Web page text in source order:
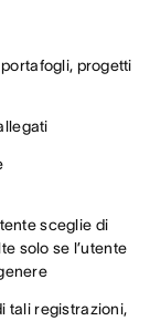
progetti
sceglie di
solo se l’utente
tali registrazioni,